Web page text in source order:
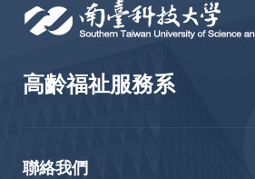
高齡福祉服務系
聯絡我們